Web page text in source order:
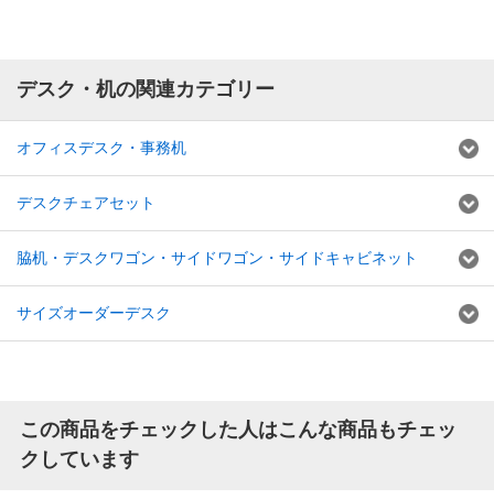
デスク・机の関連カテゴリー
オフィスデスク・事務机
デスクチェアセット
脇机・デスクワゴン・サイドワゴン・サイドキャビネット
サイズオーダーデスク
この商品をチェックした人はこんな商品もチェッ
クしています